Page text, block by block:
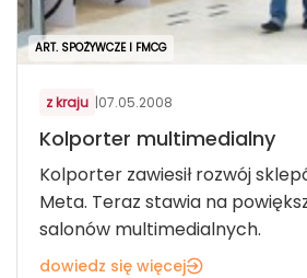
ART. SPOŻYWCZE I FMCG
z kraju |07.05.2008
Kolporter multimedialny
Kolporter zawiesił rozwój
Meta. Teraz stawia na
salonów multimedialnych.
dowiedz się więcej